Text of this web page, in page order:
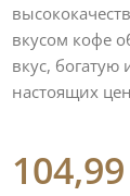
вкусом кофе
вкус,
настоящих
104,99